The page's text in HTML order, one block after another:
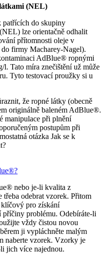
(NEL)
patřících do skupiny
lze orientačně odhalit
přítomnosti oleje v
firmy Macharey-Nagel).
AdBlue® ropnými
Tato míra znečištění už může
Tyto testovací proužky si u
že ropné látky (obecně
originálně baleném AdBlue®.
manipulace při plnění
postupům při
otázka Jak se k
nebo je-li kvalita z
odebrat vzorek. Přitom
pro získání
příčiny problému. Odebíráte-li
vždy čistou novou
ji vypláchněte malým
naberte vzorek. Vzorky je
jich více najednou.